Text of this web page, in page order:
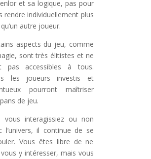
et sa logique, pas pour
rendre individuellement plus
autre joueur.
aspects du jeu, comme
sont très élitistes et ne
pas accessibles à tous.
les joueurs investis et
pourront maîtriser
de jeu.
vous interagissiez ou non
l’univers, il continue de se
Vous êtes libre de ne
y intéresser, mais vous